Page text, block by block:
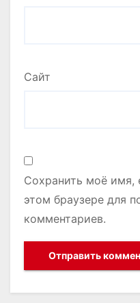
Сайт
Сохранить моё имя,
этом браузере для
комментариев.